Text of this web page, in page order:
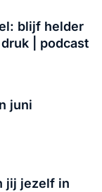
blijf helder
| podcast
juni
jij jezelf in